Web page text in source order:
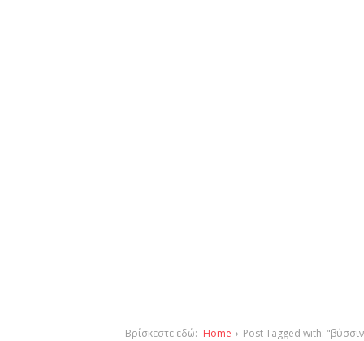
Βρίσκεστε εδώ: Home › Post Tagged with: